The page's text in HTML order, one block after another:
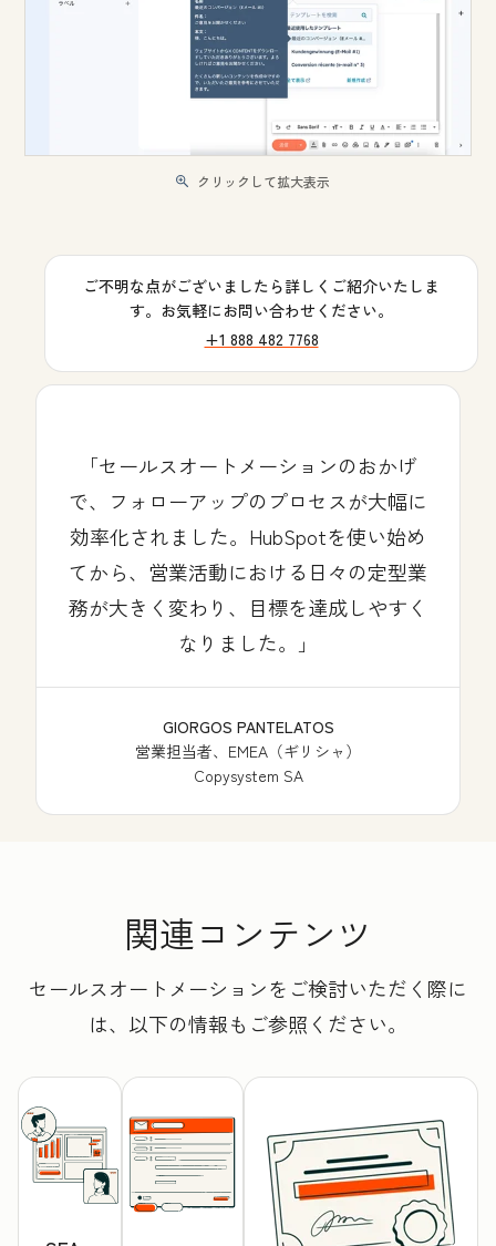
クリックして拡大表示
ご不明な点がございましたら詳しくご紹介いたしま
す。お気軽にお問い合わせください。
+1 888 482 7768
セールスオートメーションのおかげ
で、フォローアップのプロセスが大幅に
効率化されました。HubSpotを使い始め
てから、営業活動における日々の定型業
務が大きく変わり、目標を達成しやすく
なりました。
GIORGOS PANTELATOS
営業担当者、EMEA（ギリシャ）
Copysystem SA
関連コンテンツ
セールスオートメーションをご検討いただく際に
は、以下の情報もご参照ください。